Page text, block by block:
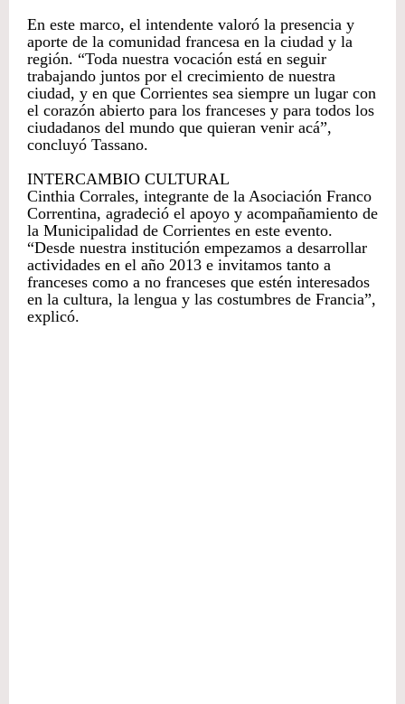
En este marco, el intendente valoró la presencia y
aporte de la comunidad francesa en la ciudad y la
región. “Toda nuestra vocación está en seguir
trabajando juntos por el crecimiento de nuestra
ciudad, y en que Corrientes sea siempre un lugar con
el corazón abierto para los franceses y para todos los
ciudadanos del mundo que quieran venir acá”,
concluyó Tassano.
INTERCAMBIO CULTURAL
Cinthia Corrales, integrante de la Asociación Franco
Correntina, agradeció el apoyo y acompañamiento de
la Municipalidad de Corrientes en este evento.
“Desde nuestra institución empezamos a desarrollar
actividades en el año 2013 e invitamos tanto a
franceses como a no franceses que estén interesados
en la cultura, la lengua y las costumbres de Francia”,
explicó.